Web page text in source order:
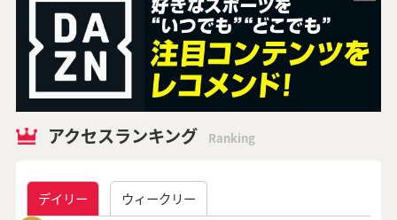
アクセスランキング Ranking
デイリー ウィークリー